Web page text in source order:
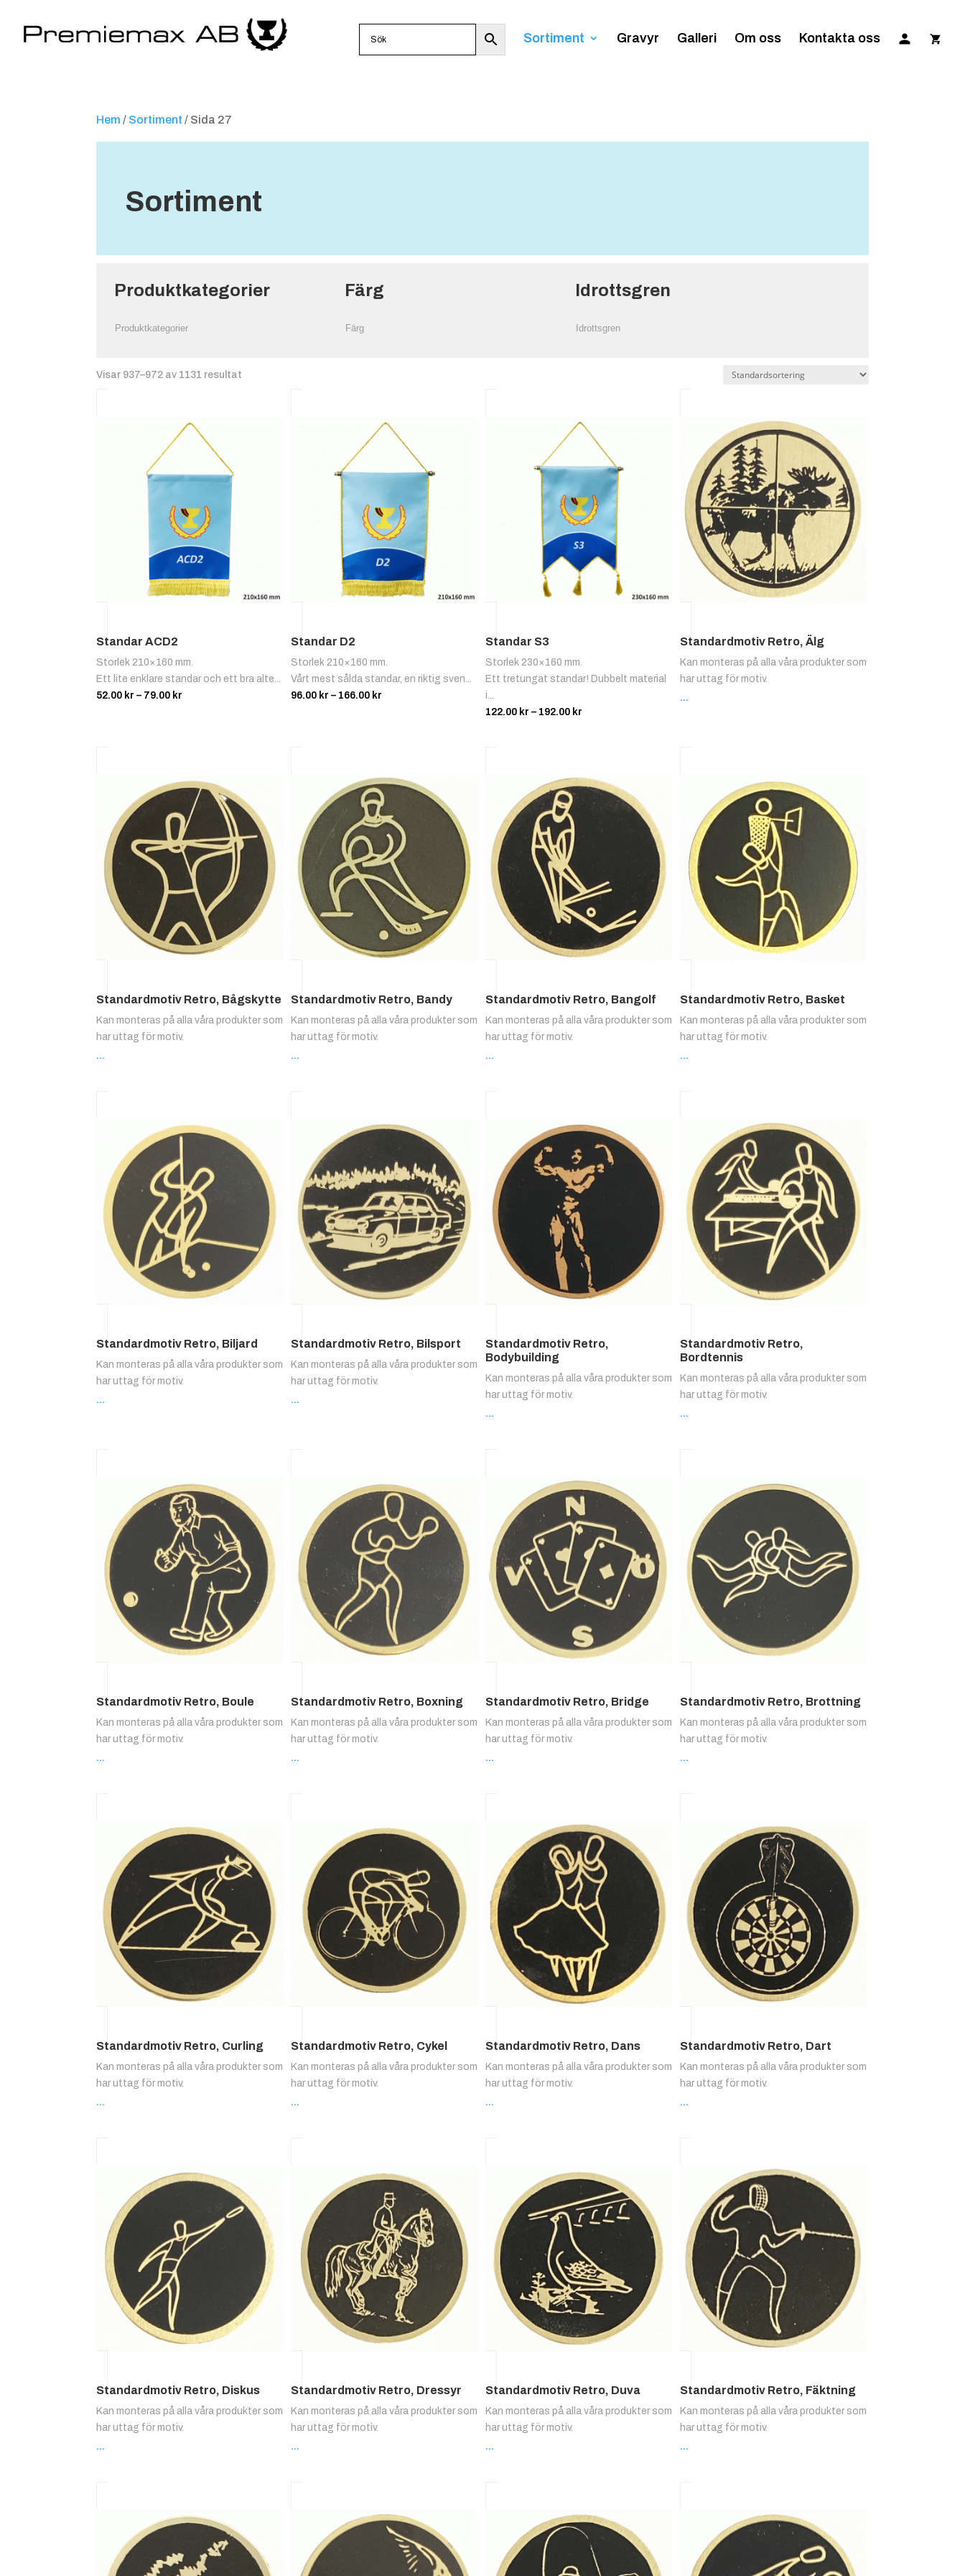
Sortiment Gravyr Galleri Om oss Kontakta oss
Hem / Sortiment / Sida 27
Sortiment
Produktkategorier Färg Idrottsgren
Visar 937–972 av 1131 resultat
Standar ACD2
Storlek 210×160 mm.
Ett lite enklare standar och ett bra alte...
52.00 kr – 79.00 kr
Standar D2
Storlek 210×160 mm.
Vårt mest sålda standar, en riktig sven...
96.00 kr – 166.00 kr
Standar S3
Storlek 230×160 mm.
Ett tretungat standar! Dubbelt material
i...
122.00 kr – 192.00 kr
Standardmotiv Retro, Älg
Kan monteras på alla våra produkter som
har uttag för motiv.
...
Standardmotiv Retro, Bågskytte
Kan monteras på alla våra produkter som
har uttag för motiv.
...
Standardmotiv Retro, Bandy
Kan monteras på alla våra produkter som
har uttag för motiv.
...
Standardmotiv Retro, Bangolf
Kan monteras på alla våra produkter som
har uttag för motiv.
...
Standardmotiv Retro, Basket
Kan monteras på alla våra produkter som
har uttag för motiv.
...
Standardmotiv Retro, Biljard
Kan monteras på alla våra produkter som
har uttag för motiv.
...
Standardmotiv Retro, Bilsport
Kan monteras på alla våra produkter som
har uttag för motiv.
...
Standardmotiv Retro,
Bodybuilding
Kan monteras på alla våra produkter som
har uttag för motiv.
...
Standardmotiv Retro,
Bordtennis
Kan monteras på alla våra produkter som
har uttag för motiv.
...
Standardmotiv Retro, Boule
Kan monteras på alla våra produkter som
har uttag för motiv.
...
Standardmotiv Retro, Boxning
Kan monteras på alla våra produkter som
har uttag för motiv.
...
Standardmotiv Retro, Bridge
Kan monteras på alla våra produkter som
har uttag för motiv.
...
Standardmotiv Retro, Brottning
Kan monteras på alla våra produkter som
har uttag för motiv.
...
Standardmotiv Retro, Curling
Kan monteras på alla våra produkter som
har uttag för motiv.
...
Standardmotiv Retro, Cykel
Kan monteras på alla våra produkter som
har uttag för motiv.
...
Standardmotiv Retro, Dans
Kan monteras på alla våra produkter som
har uttag för motiv.
...
Standardmotiv Retro, Dart
Kan monteras på alla våra produkter som
har uttag för motiv.
...
Standardmotiv Retro, Diskus
Kan monteras på alla våra produkter som
har uttag för motiv.
...
Standardmotiv Retro, Dressyr
Kan monteras på alla våra produkter som
har uttag för motiv.
...
Standardmotiv Retro, Duva
Kan monteras på alla våra produkter som
har uttag för motiv.
...
Standardmotiv Retro, Fäktning
Kan monteras på alla våra produkter som
har uttag för motiv.
...